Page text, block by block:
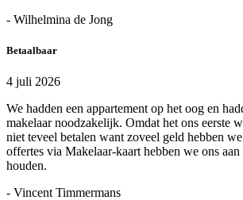
- Wilhelmina de Jong
Betaalbaar
4 juli 2026
We hadden een appartement op het oog en
makelaar noodzakelijk. Omdat het ons eerste
niet teveel betalen want zoveel geld hebben
offertes via Makelaar-kaart hebben we ons
houden.
- Vincent Timmermans